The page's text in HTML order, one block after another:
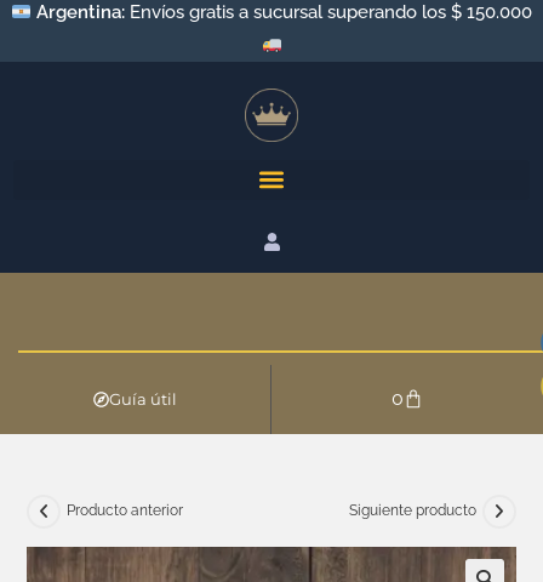
Argentina: Envíos gratis a sucursal superando los $ 150.000
Guía útil 0
Producto anterior Siguiente producto